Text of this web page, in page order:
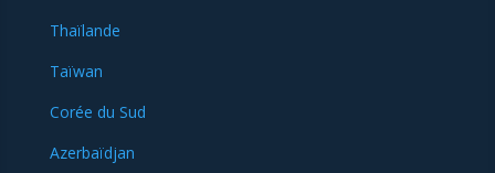
Thaïlande
Taïwan
Corée du Sud
Azerbaïdjan